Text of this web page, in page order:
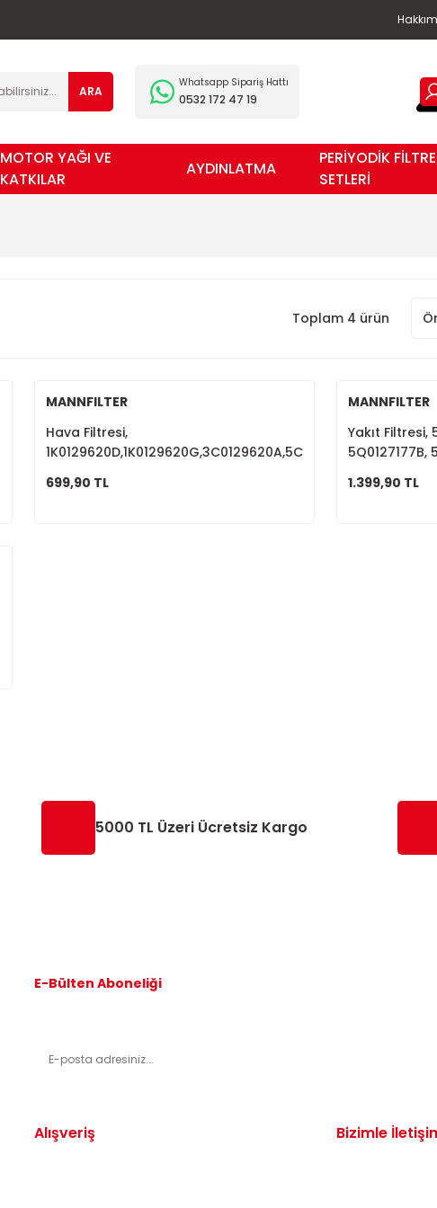
ARA
Whatsapp Sipariş Hattı
0532 172 47 19
MOTOR YAĞI VE
KATKILAR
AYDINLATMA
PERİYODİK
SETLERİ
Toplam 4 ürün
MANNFILTER
Hava Filtresi,
699,90 TL
MANNFILTER
Yakıt Filtresi,
5Q0127177B,
1.399,90 TL
5000 TL Üzeri Ücretsiz Kargo
E-Bülten Aboneliği
Alışveriş Bizimle